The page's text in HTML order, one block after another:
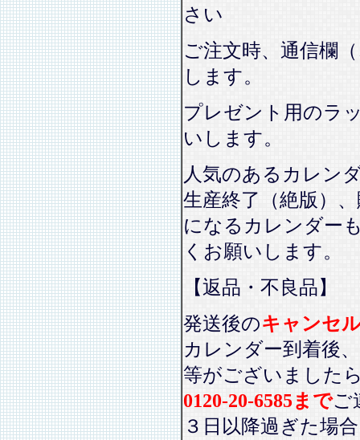
さい
ご注文時、通信欄
します。
プレゼント用のラ
いします。
人気のあるカレン
生産終了（絶版）
になるカレンダー
くお願いします。
【返品・不良品】
発送後のキャンセ
カレンダー到着後、
等がございました
0120-20-6585までご
３日以降過ぎた場